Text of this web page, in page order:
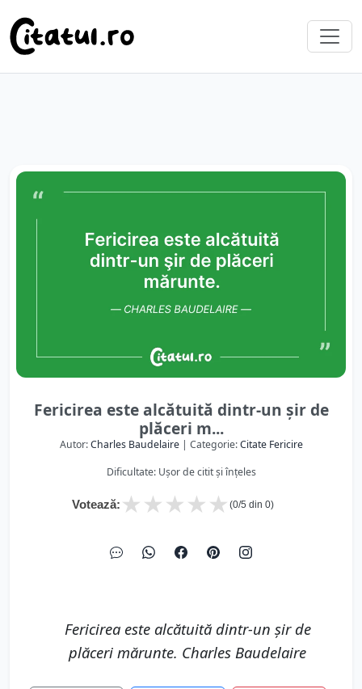
Fericirea este alcătuită dintr-un şir de
plăceri m...
Autor:Charles Baudelaire| Categorie:Citate Fericire
Dificultate: Ușor de citit și înțeles
Votează: ★
★
★
★
★ (0/5 din 0)
Fericirea este alcătuită dintr-un şir de
plăceri mărunte. Charles Baudelaire